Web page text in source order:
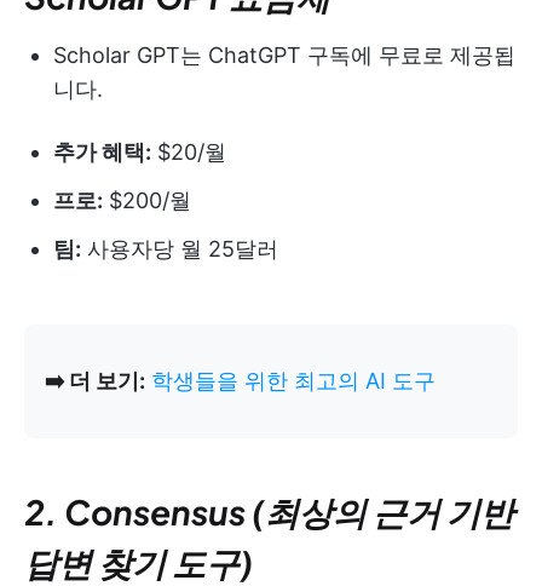
Scholar GPT는 ChatGPT 구독에 무료로 제공됩
니다.
추가 혜택: $20/월
프로: $200/월
팀: 사용자당 월 25달러
➡️ 더 보기: 학생들을 위한 최고의 AI 도구
2. Consensus (최상의 근거 기반
답변 찾기 도구)